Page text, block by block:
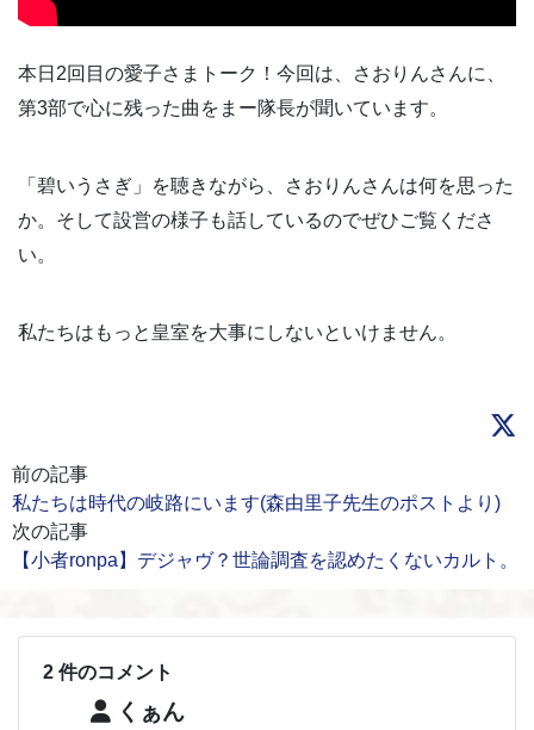
本日2回目の愛子さまトーク！今回は、さおりんさんに、
第3部で心に残った曲をまー隊長が聞いています。
「碧いうさぎ」を聴きながら、さおりんさんは何を思った
か。そして設営の様子も話しているのでぜひご覧くださ
い。
私たちはもっと皇室を大事にしないといけません。
前の記事
私たちは時代の岐路にいます(森由里子先生のポストより)
次の記事
【小者ronpa】デジャヴ？世論調査を認めたくないカルト。
2 件のコメント
くぁん